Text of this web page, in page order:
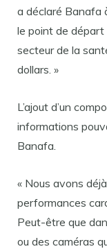
a déclaré Banafa
le point de départ
secteur de la
dollars. »
L’ajout d’un
informations
Banafa.
« Nous avons
performances
Peut-être que
ou des caméras